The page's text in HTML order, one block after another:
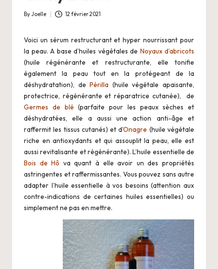
o
Posted
ByJoelle 12 février 2021
Voici un sérum restructurant et hyper nourrissant pour
la peau. A base d’huiles végétales de Noyaux d’abricots
(huile régénérante et restructurante, elle tonifie
également la peau tout en la protégeant de la
déshydratation), dePérilla (huile végétale apaisante,
protectrice, régénérante et réparatrice cutanée), de
Germes de blé (parfaite pour les peaux sèches et
déshydratées, elle a aussi une action anti-âge et
raffermit les tissus cutanés) et d’Onagre (huile végétale
riche en antioxydants et qui assouplit la peau, elle est
aussi revitalisante et régénérante). L’huile essentielle de
Bois de Hô va quant à elle avoir un des propriétés
astringentes et raffermissantes. Vous pouvez sans autre
adapter l’huile essentielle à vos besoins (attention aux
contre-indications de certaines huiles essentielles) ou
simplement ne pas en mettre.